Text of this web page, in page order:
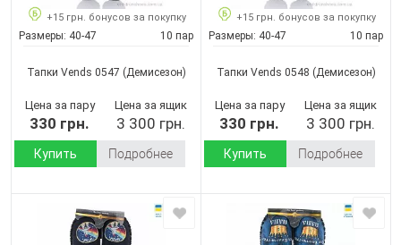
+15 грн. бонусов за покупку
Размеры: 40-47 10 пар
Тапки Vends 0547 (Демисезон)
Цена за пару
330 грн.
Цена за ящик
3 300 грн.
Купить Подробнее
+15 грн. бонусов за покупку
Размеры: 40-47 10 пар
Тапки Vends 0548 (Демисезон)
Цена за пару
330 грн.
Цена за ящик
3 300 грн.
Купить Подробнее